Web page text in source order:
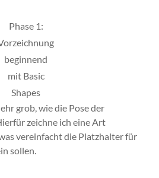
Phase 1:
beginnend
mit Basic
Shapes
grob, wie die Pose der
zeichne ich eine Art
vereinfacht die Platzhalter für
sollen.